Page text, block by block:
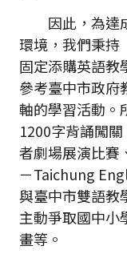
因此，為達成
環境，我們秉持
固定添購英語教
參考臺中市政府
軸的學習活動。
1200字背誦闖
者劇場展演比賽
－Taichung
與臺中市雙語教
主動爭取國中小
畫等。